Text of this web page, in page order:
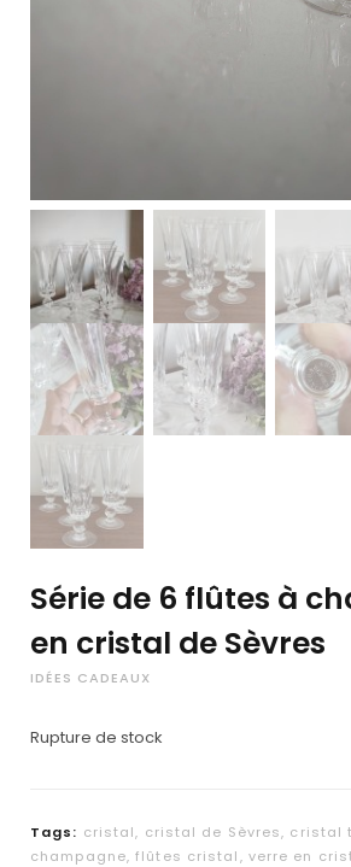
Série de 6 flûtes à
en cristal de Sèvres
IDÉES CADEAUX
Rupture de stock
Tags: cristal, cristal de Sèvres, cristal
champagne,flûtes cristal, verre en